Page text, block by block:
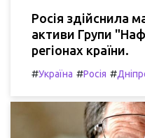
Росія здійснила
активи Групи
регіонах країни.
#Україна #Росія #